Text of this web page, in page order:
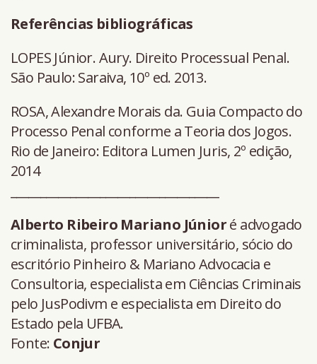
Referências bibliográficas
LOPES Júnior. Aury. Direito Processual Penal.
São Paulo: Saraiva, 10º ed. 2013.
ROSA, Alexandre Morais da. Guia Compacto do
Processo Penal conforme a Teoria dos Jogos.
Rio de Janeiro: Editora Lumen Juris, 2º edição,
2014
Alberto Ribeiro Mariano Júnioré advogado
criminalista, professor universitário, sócio do
escritório Pinheiro & Mariano Advocacia e
Consultoria, especialista em Ciências Criminais
pelo JusPodivm e especialista em Direito do
Estado pela UFBA.
Fonte: Conjur